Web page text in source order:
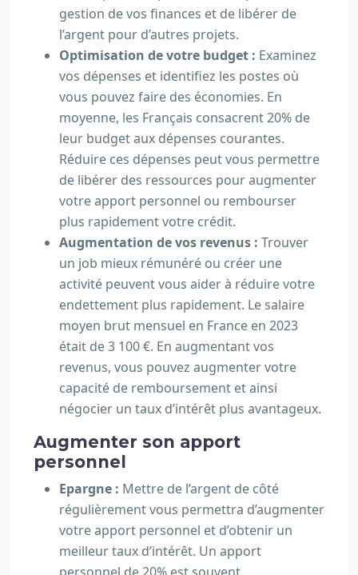
gestion de vos finances et de libérer de
l’argent pour d’autres projets.
Optimisation de votre budget : Examinez
vos dépenses et identifiez les postes où
vous pouvez faire des économies. En
moyenne, les Français consacrent 20% de
leur budget aux dépenses courantes.
Réduire ces dépenses peut vous permettre
de libérer des ressources pour augmenter
votre apport personnel ou rembourser
plus rapidement votre crédit.
Augmentation de vos revenus : Trouver
un job mieux rémunéré ou créer une
activité peuvent vous aider à réduire votre
endettement plus rapidement. Le salaire
moyen brut mensuel en France en 2023
était de 3 100 €. En augmentant vos
revenus, vous pouvez augmenter votre
capacité de remboursement et ainsi
négocier un taux d’intérêt plus avantageux.
Augmenter son apport
personnel
Epargne : Mettre de l’argent de côté
régulièrement vous permettra d’augmenter
votre apport personnel et d’obtenir un
meilleur taux d’intérêt. Un apport